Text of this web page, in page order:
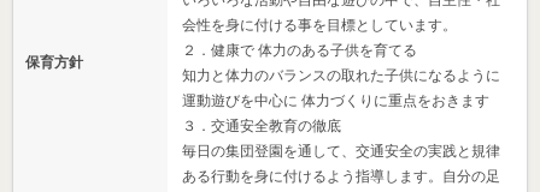
保育方針
会性を身に付ける事を目標としています。
２．健康で 体力のある子供を育てる
知力と体力のバランスの取れた子供になるように
運動遊びを中心に 体力づくりに重点をおきます
３．交通安全教育の徹底
毎日の集団登園を通して、交通安全の実践と規律
ある行動を身に付けるよう指導します。自分の足